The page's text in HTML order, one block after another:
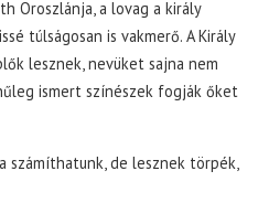
Oroszlánja, a lovag a király
túlságosan is vakmerő. A Király
lesznek, nevüket sajna nem
ismert színészek fogják őket
számíthatunk, de lesznek törpék,